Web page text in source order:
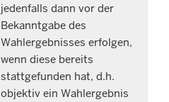
jedenfalls dann vor der
Bekanntgabe des
Wahlergebnisses erfolgen,
wenn diese bereits
stattgefunden hat, d.h.
objektiv ein Wahlergebnis